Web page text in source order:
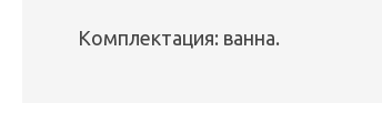
Комплектация: ванна.